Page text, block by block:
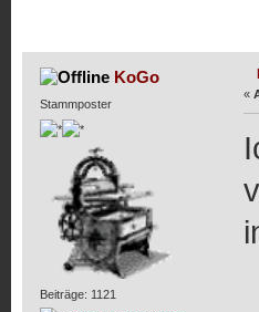
KoGo
Stammposter
Beiträge: 1121
«